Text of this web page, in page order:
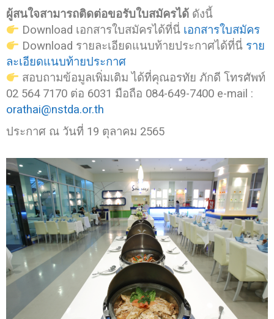
ผู้สนใจสามารถติดต่อขอรับใบสมัครได้ ดังนี้
Download เอกสารใบสมัครได้ที่นี่ เอกสารใบสมัคร
Download รายละเอียดแนบท้ายประกาศได้ที่นี่ ราย
ละเอียดแนบท้ายประกาศ
สอบถามข้อมูลเพิ่มเติม ได้ที่คุณอรทัย ภักดี โทรศัพท์
02 564 7170 ต่อ 6031 มือถือ 084-649-7400 e-mail :
orathai@nstda.or.th
ประกาศ ณ วันที่ 19 ตุลาคม 2565